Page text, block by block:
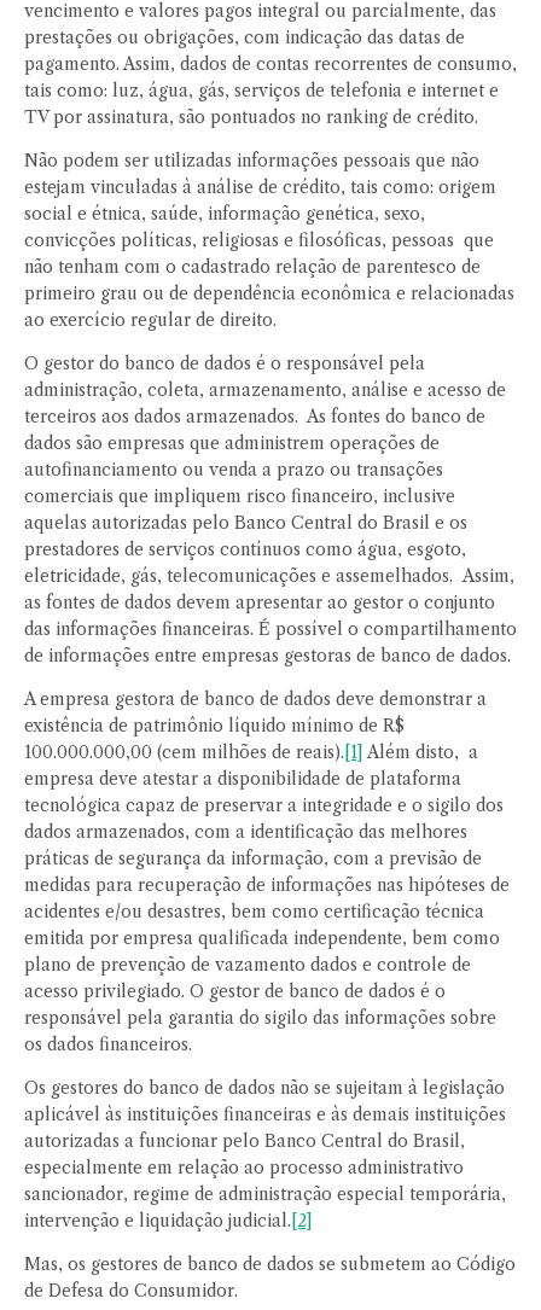
vencimento e valores pagos integral ou parcialmente, das
prestações ou obrigações, com indicação das datas de
pagamento. Assim, dados de contas recorrentes de consumo,
tais como: luz, água, gás, serviços de telefonia e internet e
TV por assinatura, são pontuados no ranking de crédito.
Não podem ser utilizadas informações pessoais que não
estejam vinculadas à análise de crédito, tais como: origem
social e étnica, saúde, informação genética, sexo,
convicções políticas, religiosas e filosóficas, pessoas que
não tenham com o cadastrado relação de parentesco de
primeiro grau ou de dependência econômica e relacionadas
ao exercício regular de direito.
O gestor do banco de dados é o responsável pela
administração, coleta, armazenamento, análise e acesso de
terceiros aos dados armazenados. As fontes do banco de
dados são empresas que administrem operações de
autofinanciamento ou venda a prazo ou transações
comerciais que impliquem risco financeiro, inclusive
aquelas autorizadas pelo Banco Central do Brasil e os
prestadores de serviços contínuos como água, esgoto,
eletricidade, gás, telecomunicações e assemelhados. Assim,
as fontes de dados devem apresentar ao gestor o conjunto
das informações financeiras. É possível o compartilhamento
de informações entre empresas gestoras de banco de dados.
A empresa gestora de banco de dados deve demonstrar a
existência de patrimônio líquido mínimo de R$
100.000.000,00 (cem milhões de reais). [1] Além disto, a
empresa deve atestar a disponibilidade de plataforma
tecnológica capaz de preservar a integridade e o sigilo dos
dados armazenados, com a identificação das melhores
práticas de segurança da informação, com a previsão de
medidas para recuperação de informações nas hipóteses de
acidentes e/ou desastres, bem como certificação técnica
emitida por empresa qualificada independente, bem como
plano de prevenção de vazamento dados e controle de
acesso privilegiado. O gestor de banco de dados é o
responsável pela garantia do sigilo das informações sobre
os dados financeiros.
Os gestores do banco de dados não se sujeitam à legislação
aplicável às instituições financeiras e às demais instituições
autorizadas a funcionar pelo Banco Central do Brasil,
especialmente em relação ao processo administrativo
sancionador, regime de administração especial temporária,
intervenção e liquidação judicial. [2]
Mas, os gestores de banco de dados se submetem ao Código
de Defesa do Consumidor.